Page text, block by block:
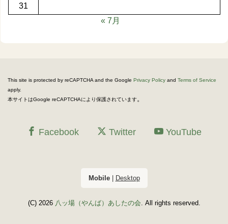
31
« 7月
This site is protected by reCAPTCHA and the Google Privacy Policy and Terms of Service
apply.
本サイトはGoogle reCAPTCHAにより保護されています。
Facebook Twitter YouTube
Mobile| Desktop
(C) 2026 八ッ場（やんば）あしたの会. All rights reserved.